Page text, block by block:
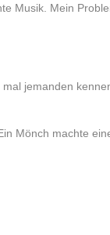
Musik. Mein
jemanden
Mönch machte